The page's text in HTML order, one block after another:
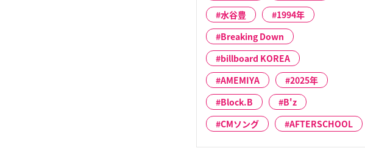
水谷豊
1994年
Breaking Down
billboard KOREA
AMEMIYA
2025年
Block.B
B'z
CMソング
AFTERSCHOOL